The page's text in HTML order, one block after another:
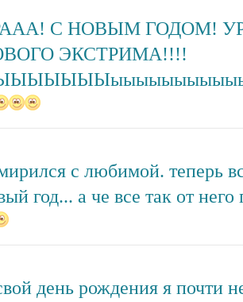
С НОВЫМ ГОДОМ!
ЭКСТРИМА!!!!
с любимой. теперь
год... а че все так от него
день рождения я почти